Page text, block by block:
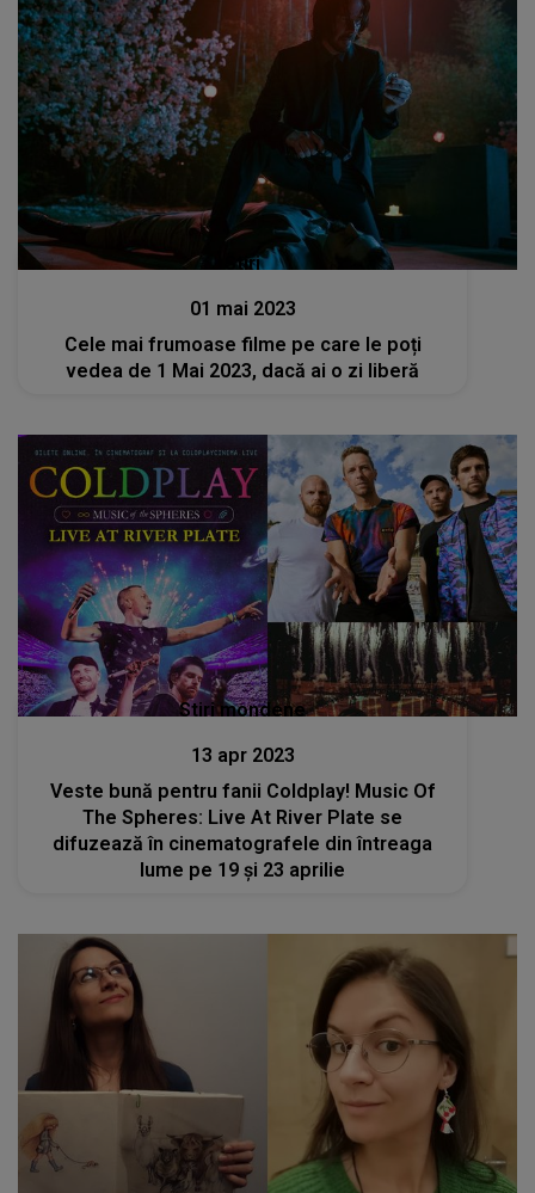
Stiri
01 mai 2023
Cele mai frumoase filme pe care le poți
vedea de 1 Mai 2023, dacă ai o zi liberă
Stiri mondene
13 apr 2023
Veste bună pentru fanii Coldplay! Music Of
The Spheres: Live At River Plate se
difuzează în cinematografele din întreaga
lume pe 19 și 23 aprilie